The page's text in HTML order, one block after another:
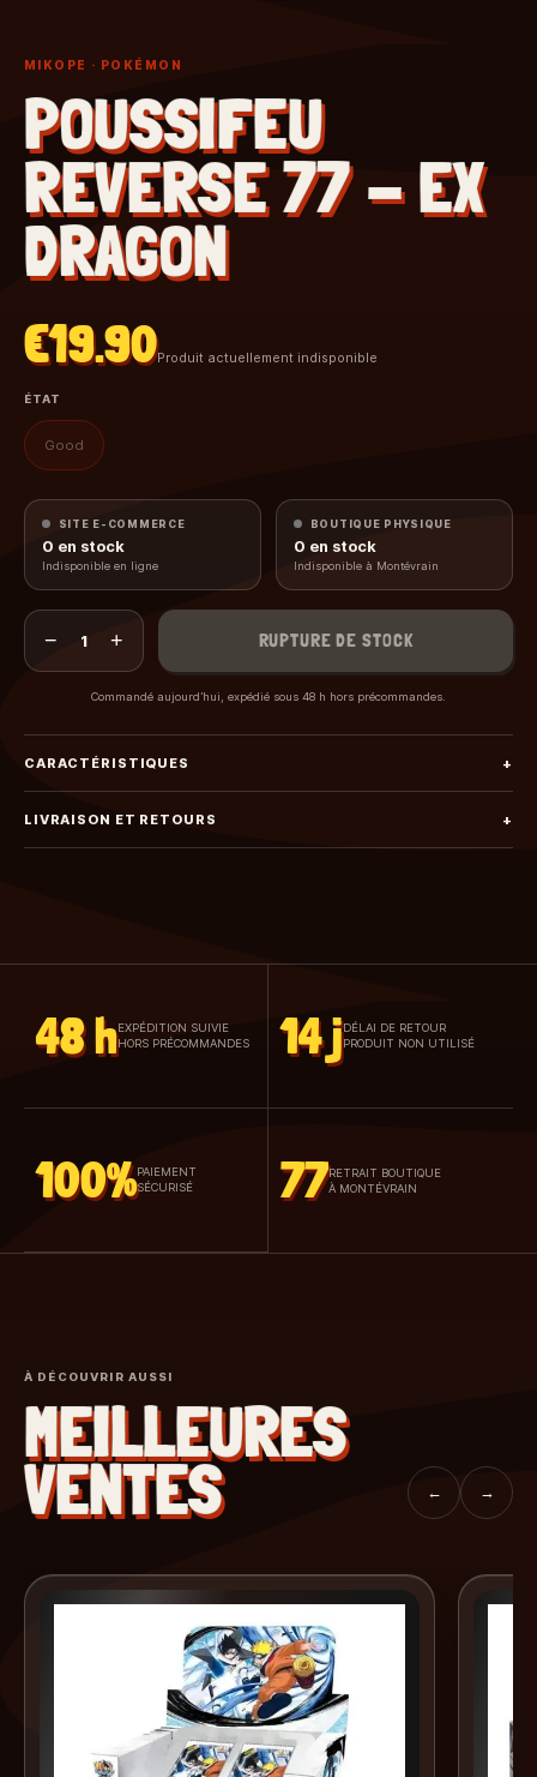
MIKOPE · POKÉMON
POUSSIFEU
REVERSE 77 - EX
DRAGON
€19.90Produit actuellement indisponible
ÉTAT
Good
SITE E-COMMERCE
0 en stock
Indisponible en ligne
BOUTIQUE PHYSIQUE
0 en stock
Indisponible à Montévrain
− 1 + RUPTURE DE STOCK
Commandé aujourd’hui, expédié sous 48 h hors précommandes.
CARACTÉRISTIQUES +
LIVRAISON ET RETOURS +
48 h EXPÉDITION SUIVIE
HORS PRÉCOMMANDES
14 jDÉLAI DE RETOUR
PRODUIT NON UTILISÉ
100% PAIEMENT
SÉCURISÉ
77RETRAIT BOUTIQUE
À MONTÉVRAIN
À DÉCOUVRIR AUSSI
MEILLEURES
VENTES ← →